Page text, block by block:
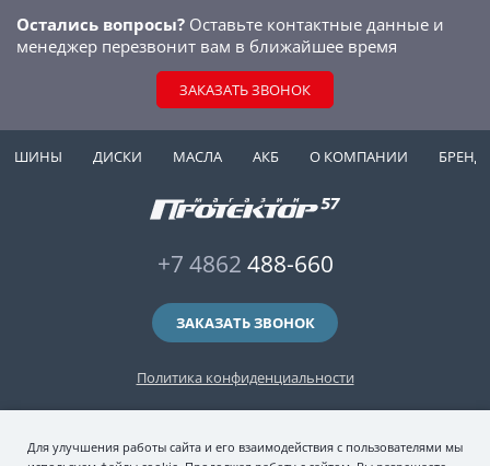
Остались вопросы? Оставьте контактные данные и
менеджер перезвонит вам в ближайшее время
ЗАКАЗАТЬ ЗВОНОК
ШИНЫ ДИСКИ МАСЛА АКБ О КОМПАНИИ
Политика конфиденциальности
+7 4862 488-660
ЗАКАЗАТЬ ЗВОНОК
2006-2026 © интернет-магазин "Протектор 57" — автомобильные шины
(зимние и летние шины), колесные диски, шиномонтаж и хранение шин.
Для улучшения работы сайта и его взаимодействия с пользователями мы